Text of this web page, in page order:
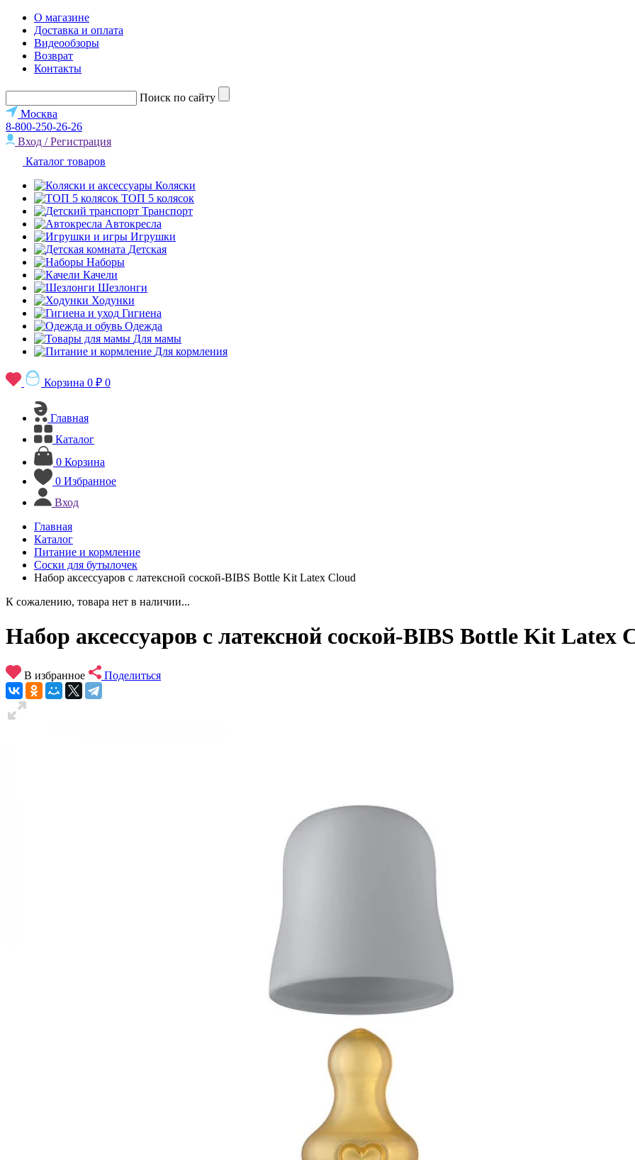
О магазине
Доставка и оплата
Видеообзоры
Возврат
Контакты
Поиск по сайту
Москва
8-800-250-26-26
Вход / Регистрация
Каталог товаров
Коляски
ТОП 5 колясок
Транспорт
Автокресла
Игрушки
Детская
Наборы
Качели
Шезлонги
Ходунки
Гигиена
Одежда
Для мамы
Для кормления
Корзина 0 ₽ 0
Главная
Каталог
0 Корзина
0 Избранное
Вход
Главная
Каталог
Питание и кормление
Соски для бутылочек
Набор аксессуаров с латексной соской-BIBS Bottle Kit Latex Cloud
К сожалению, товара нет в наличии...
Набор аксессуаров с латексной соской-BIBS Bottle Kit Latex
В избранное Поделиться